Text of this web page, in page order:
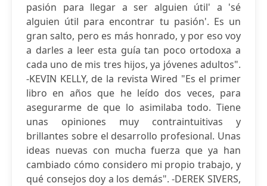
pasión para llegar a ser alguien útil' a 'sé
alguien útil para encontrar tu pasión'. Es un
gran salto, pero es más honrado, y por eso voy
a darles a leer esta guía tan poco ortodoxa a
cada uno de mis tres hijos, ya jóvenes adultos".
-KEVIN KELLY, de la revista Wired "Es el primer
libro en años que he leído dos veces, para
asegurarme de que lo asimilaba todo. Tiene
unas opiniones muy contraintuitivas y
brillantes sobre el desarrollo profesional. Unas
ideas nuevas con mucha fuerza que ya han
cambiado cómo considero mi propio trabajo, y
qué consejos doy a los demás". -DEREK SIVERS,